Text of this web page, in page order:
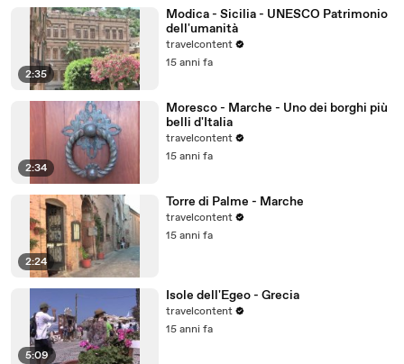
2:35
Modica - Sicilia - UNESCO Patrimonio
dell'umanità
travelcontent
15 anni fa
2:34
Moresco - Marche - Uno dei borghi più
belli d'Italia
travelcontent
15 anni fa
2:24
Torre di Palme - Marche
travelcontent
15 anni fa
5:09
Isole dell'Egeo - Grecia
travelcontent
15 anni fa